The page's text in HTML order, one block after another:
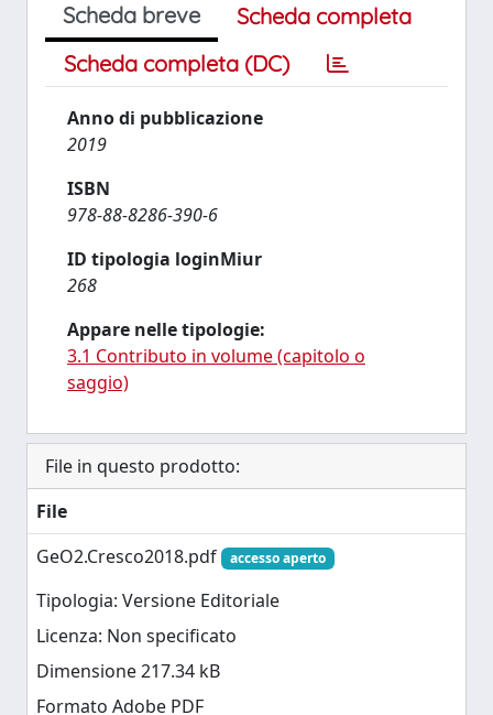
Scheda breve
Scheda completa
Scheda completa (DC)
Anno di pubblicazione
2019
ISBN
978-88-8286-390-6
ID tipologia loginMiur
268
Appare nelle tipologie:
3.1 Contributo in volume (capitolo o
saggio)
File in questo prodotto:
File
GeO2.Cresco2018.pdf
accesso aperto
Tipologia: Versione Editoriale
Licenza: Non specificato
Dimensione 217.34 kB
Formato Adobe PDF